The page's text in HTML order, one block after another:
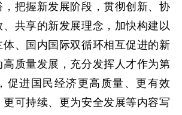
把握新发展阶段，贯彻创新、协
共享的新发展理念，加快构建以
体、国内国际双循环相互促进的新
质量发展，充分发挥人才作为第
促进国民经济更高质量、更有效
可持续、更为安全发展等内容写